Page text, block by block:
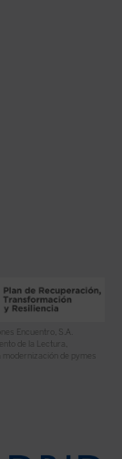
Encuentro, S.A.
de la Lectura,
de pymes